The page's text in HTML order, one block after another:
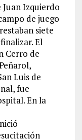
Juan Izquierdo
de juego
siete
El
Cerro de
Luis de
fue
En la